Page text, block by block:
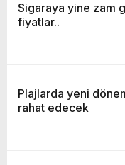
Sigaraya yine zam
fiyatlar..
Plajlarda yeni
rahat edecek